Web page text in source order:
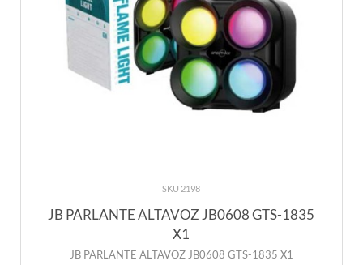
SKU 2198
JB PARLANTE ALTAVOZ JB0608 GTS-1835
X1
JB PARLANTE ALTAVOZ JB0608 GTS-1835 X1